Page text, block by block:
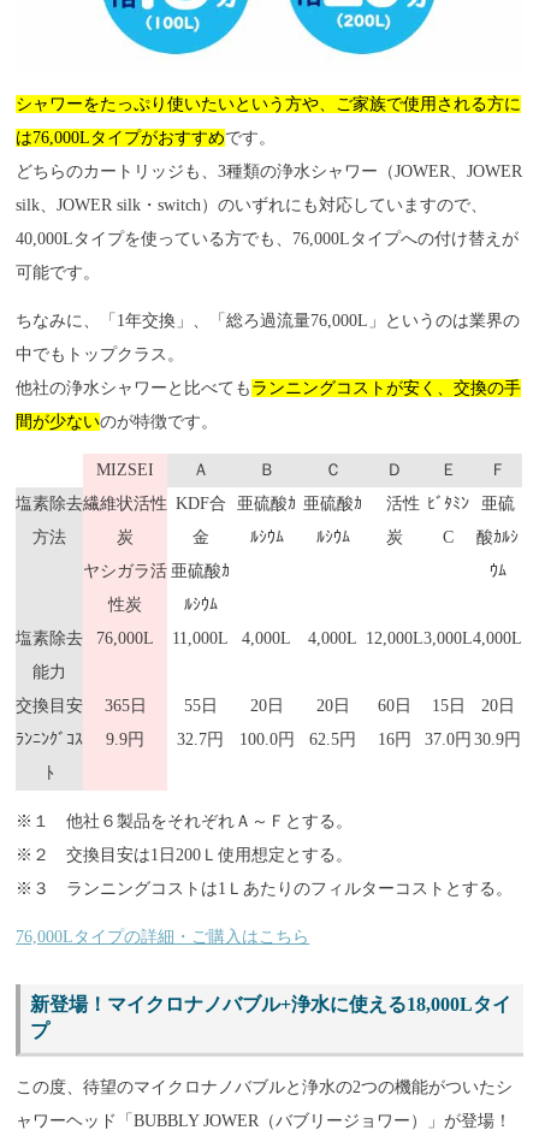
シャワーをたっぷり使いたいという方や、ご家族で使用される方に
は76,000Lタイプがおすすめです。
どちらのカートリッジも、3種類の浄水シャワー（JOWER、JOWER
silk、JOWER silk・switch）のいずれにも対応していますので、
40,000Lタイプを使っている方でも、76,000Lタイプへの付け替えが
可能です。
ちなみに、「1年交換」、「総ろ過流量76,000L」というのは業界の
中でもトップクラス。
他社の浄水シャワーと比べても ランニングコストが安く、交換の手
間が少ないのが特徴です。
MIZSEI Ａ Ｂ Ｃ Ｄ Ｅ
Ｆ
塩素除去
方法
繊維状活性
炭
ヤシガラ活
性炭
KDF合
金
亜硫酸ｶ
ﾙｼｳﾑ
亜硫酸ｶ
ﾙｼｳﾑ
亜硫酸ｶ
ﾙｼｳﾑ
活性
炭
ﾋﾞﾀﾐﾝ
C
亜硫
酸ｶﾙｼ
ｳﾑ
塩素除去
能力
76,000L 11,000L 4,000L 4,000L 12,000L3,000L4,000L
交換目安 365日 55日 20日 20日 60日 15日
20日
ﾗﾝﾆﾝｸﾞｺｽ
ﾄ
9.9円 32.7円 100.0円 62.5円 16円 37.0円 30.9円
※１ 他社６製品をそれぞれＡ～Ｆとする。
※２ 交換目安は1日200Ｌ使用想定とする。
※３ ランニングコストは1Ｌあたりのフィルターコストとする。
76,000Lタイプの詳細・ご購入はこちら
新登場！マイクロナノバブル+浄水に使える18,000Lタイ
プ
この度、待望のマイクロナノバブルと浄水の2つの機能がついたシ
ャワーヘッド「BUBBLY JOWER（バブリージョワー）」が登場！